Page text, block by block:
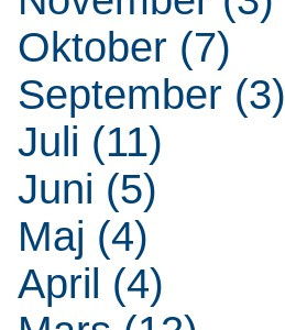
Oktober (7)
September (3)
Juli (11)
Juni (5)
Maj (4)
April (4)